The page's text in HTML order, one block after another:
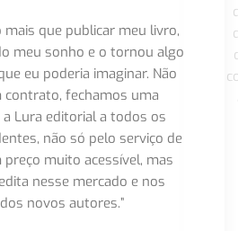
mais que publicar meu livro,
meu sonho e o tornou algo
eu poderia imaginar. Não
contrato, fechamos uma
a Lura editorial a todos os
não só pelo serviço de
preço muito acessível, mas
nesse mercado e nos
novos autores.”